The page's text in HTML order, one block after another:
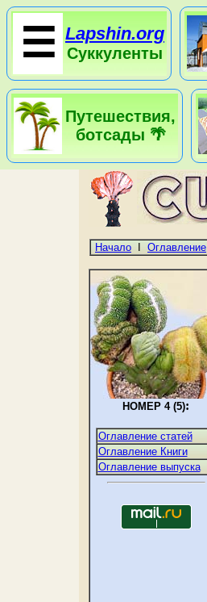
☰ Lapshin.org
Суккуленты
Путешествия,
ботсады 🌴
Начало Оглавление
НОМЕР 4 (5):
Оглавление статей
Оглавление Книги
Оглавление выпуска